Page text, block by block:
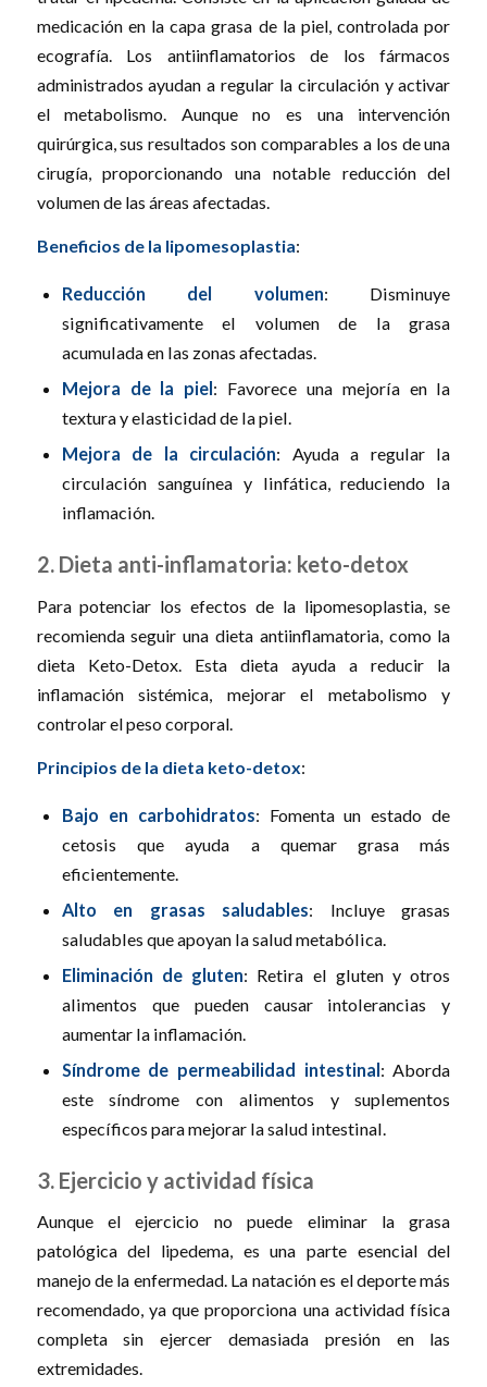
medicación en la capa grasa de la piel, controlada por
ecografía. Los antiinflamatorios de los fármacos
administrados ayudan a regular la circulación y activar
el metabolismo. Aunque no es una intervención
quirúrgica, sus resultados son comparables a los de una
cirugía, proporcionando una notable reducción del
volumen de las áreas afectadas.
Beneficios de la lipomesoplastia:
Reducción del volumen: Disminuye
significativamente el volumen de la grasa
acumulada en las zonas afectadas.
Mejora de la piel: Favorece una mejoría en la
textura y elasticidad de la piel.
Mejora de la circulación: Ayuda a regular la
circulación sanguínea y linfática, reduciendo la
inflamación.
2. Dieta anti-inflamatoria: keto-detox
Para potenciar los efectos de la lipomesoplastia, se
recomienda seguir una dieta antiinflamatoria, como la
dieta Keto-Detox. Esta dieta ayuda a reducir la
inflamación sistémica, mejorar el metabolismo y
controlar el peso corporal.
Principios de la dieta keto-detox:
Bajo en carbohidratos: Fomenta un estado de
cetosis que ayuda a quemar grasa más
eficientemente.
Alto en grasas saludables: Incluye grasas
saludables que apoyan la salud metabólica.
Eliminación de gluten: Retira el gluten y otros
alimentos que pueden causar intolerancias y
aumentar la inflamación.
Síndrome de permeabilidad intestinal: Aborda
este síndrome con alimentos y suplementos
específicos para mejorar la salud intestinal.
3. Ejercicio y actividad física
Aunque el ejercicio no puede eliminar la grasa
patológica del lipedema, es una parte esencial del
manejo de la enfermedad. La natación es el deporte más
recomendado, ya que proporciona una actividad física
completa sin ejercer demasiada presión en las
extremidades.